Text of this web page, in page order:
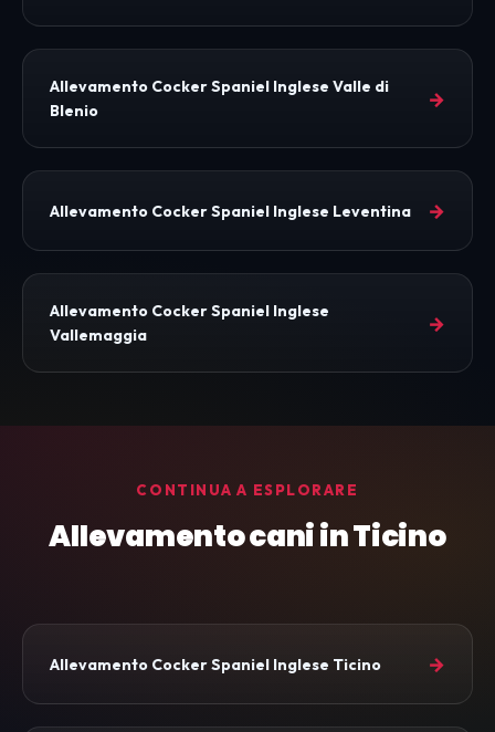
Allevamento Cocker Spaniel Inglese Valle di
Blenio
→
Allevamento Cocker Spaniel Inglese Leventina →
Allevamento Cocker Spaniel Inglese
Vallemaggia
→
CONTINUA A ESPLORARE
Allevamento cani in Ticino
Allevamento Cocker Spaniel Inglese Ticino →